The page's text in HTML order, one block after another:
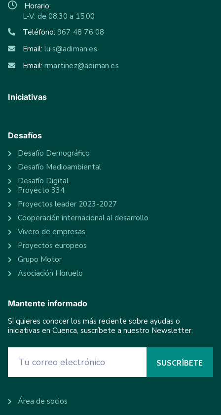
Horario:
L-V: de 08:30 a 15:00
Teléfono: 967 48 76 08
Email: luis@adiman.es
Email: rmartinez@adiman.es
Iniciativas
Desafíos
Desafío Demográfico
Desafío Medioambiental
Desafío Digital
Proyecto 334
Proyectos leader 2023-2027
Cooperación internacional al desarrollo
Vivero de empresas
Proyectos europeos
Grupo Motor
Asociación Horuelo
Mantente informado
Si quieres conocer los más reciente sobre ayudas o
iniciativas en Cuenca, suscríbete a nuestro Newsletter.
Área de socios